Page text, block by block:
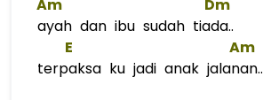
Am
Dm
ayah dan ibu sudah tiada..
E
Am
terpaksa ku jadi anak jalanan..